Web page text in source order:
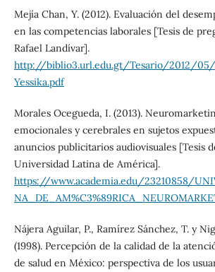
Mejía Chan, Y. (2012). Evaluación del
en las competencias laborales [Tesis de
Rafael Landívar].
http://biblio3.url.edu.gt/Tesario/2012/
Yessika.pdf
Morales Ocegueda, I. (2013).
emocionales y cerebrales en sujetos
anuncios publicitarios audiovisuales [Tesis
Universidad Latina de América].
https://www.academia.edu/23210858/
Nájera Aguilar, P., Ramírez Sánchez, T. y
(1998). Percepción de la calidad de la
de salud en México: perspectiva de los